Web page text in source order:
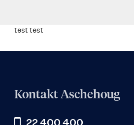
test test
Kontakt Aschehoug
22 400 400